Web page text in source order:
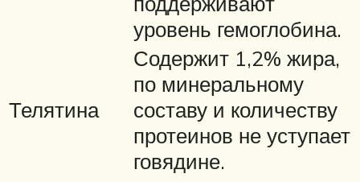
уровень гемоглобина.
Телятина
Содержит 1,2% жира,
по минеральному
составу и количеству
протеинов не уступает
говядине.